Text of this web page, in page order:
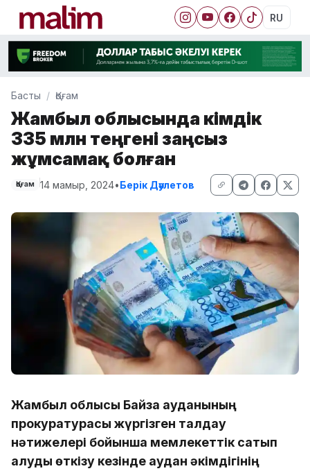
RU
Басты Қоғам
Жамбыл облысында әкімдік
335 млн теңгені заңсыз
жұмсамақ болған
Қоғам 14 мамыр, 2024•Берік Дәулетов
Жамбыл облысы Байзақ ауданының
прокуратурасы жүргізген талдау
нәтижелері бойынша мемлекеттік сатып
алуды өткізу кезінде аудан әкімдігінің